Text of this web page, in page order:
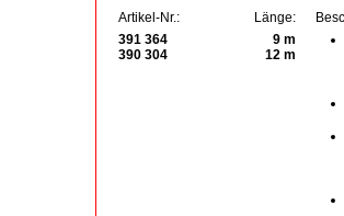
Artikel-Nr.:
391 364
390 304
Länge:
9 m
12 m